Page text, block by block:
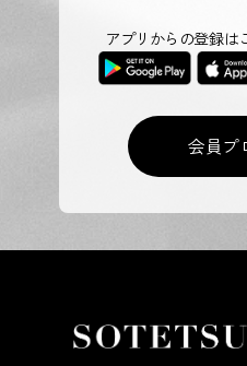
会員プ
アプリからの登録は